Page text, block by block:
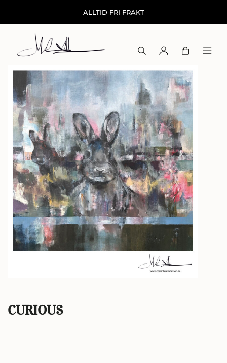
ALLTID FRI FRAKT
CURIOUS